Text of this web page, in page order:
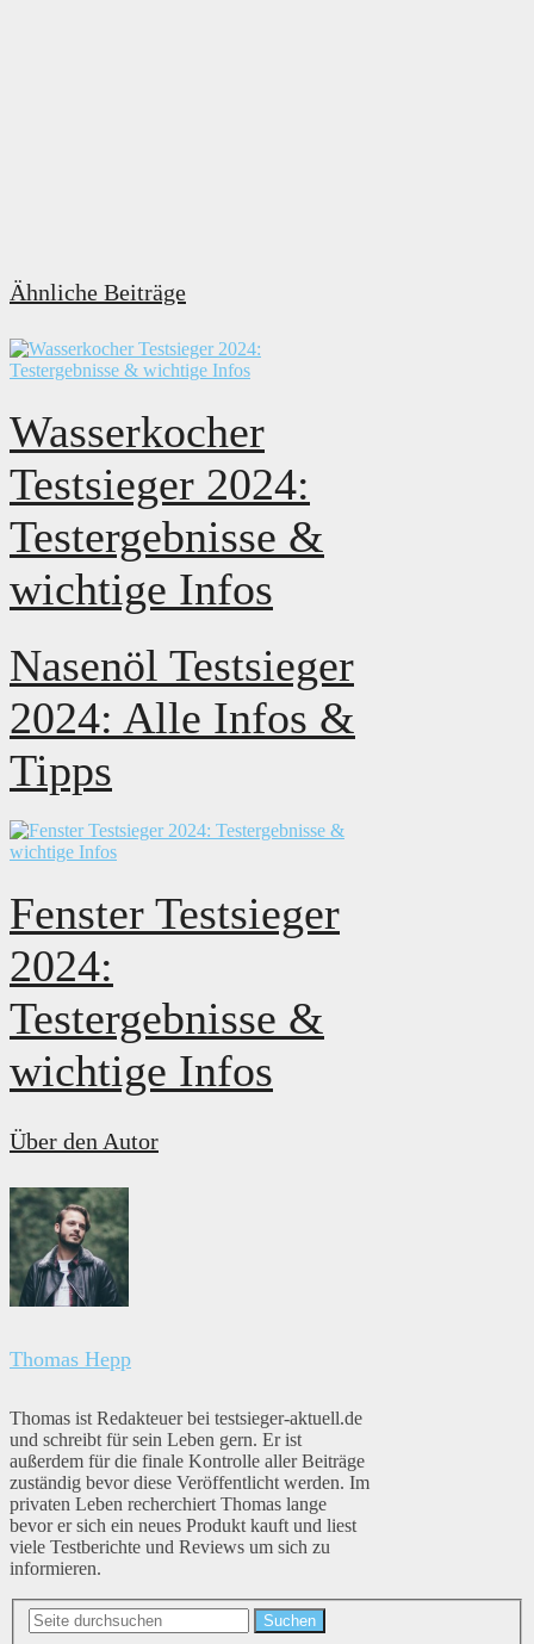
Ähnliche Beiträge
Wasserkocher
Testsieger 2024:
Testergebnisse &
wichtige Infos
Nasenöl Testsieger
2024: Alle Infos &
Tipps
Fenster Testsieger
2024:
Testergebnisse &
wichtige Infos
Über den Autor
Thomas Hepp
Thomas ist Redakteuer bei testsieger-aktuell.de
und schreibt für sein Leben gern. Er ist
außerdem für die finale Kontrolle aller Beiträge
zuständig bevor diese Veröffentlicht werden. Im
privaten Leben recherchiert Thomas lange
bevor er sich ein neues Produkt kauft und liest
viele Testberichte und Reviews um sich zu
informieren.
Suchen